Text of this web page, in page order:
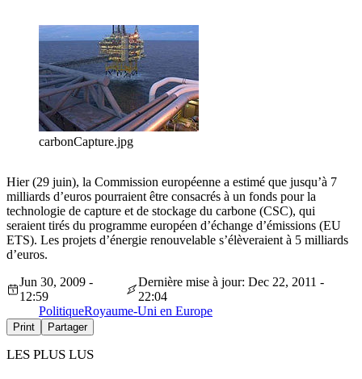
carbonCapture.jpg
Hier (29 juin), la Commission européenne a estimé que jusqu’à 7
milliards d’euros pourraient être consacrés à un fonds pour la
technologie de capture et de stockage du carbone (CSC), qui
seraient tirés du programme européen d’échange d’émissions (EU
ETS). Les projets d’énergie renouvelable s’élèveraient à 5 milliards
d’euros.
Jun 30, 2009 -
12:59
Dernière mise à jour: Dec 22, 2011 -
22:04
PolitiqueRoyaume-Uni en Europe
Print Partager
LES PLUS LUS